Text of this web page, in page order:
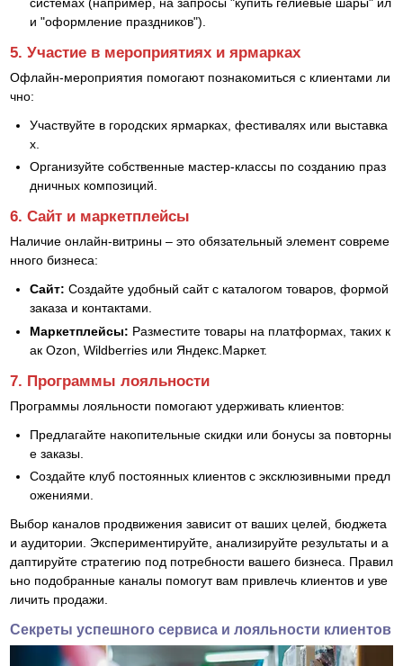
и "оформление праздников").
5. Участие в мероприятиях и ярмарках
Офлайн-мероприятия помогают познакомиться с клиентами ли
чно:
Участвуйте в городских ярмарках, фестивалях или выставка
х.
Организуйте собственные мастер-классы по созданию праз
дничных композиций.
6. Сайт и маркетплейсы
Наличие онлайн-витрины – это обязательный элемент совреме
нного бизнеса:
Сайт: Создайте удобный сайт с каталогом товаров, формой
заказа и контактами.
Маркетплейсы: Разместите товары на платформах, таких к
ак Ozon, Wildberries или Яндекс.Маркет.
7. Программы лояльности
Программы лояльности помогают удерживать клиентов:
Предлагайте накопительные скидки или бонусы за повторны
е заказы.
Создайте клуб постоянных клиентов с эксклюзивными предл
ожениями.
Выбор каналов продвижения зависит от ваших целей, бюджета
и аудитории. Экспериментируйте, анализируйте результаты и а
даптируйте стратегию под потребности вашего бизнеса. Правил
ьно подобранные каналы помогут вам привлечь клиентов и уве
личить продажи.
Секреты успешного сервиса и лояльности клиентов